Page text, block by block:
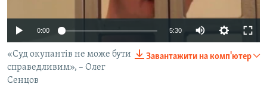
СВІДЧЕННЯ ОКУПАЦІЇ
УКРАЇНСЬКА ПРОБЛЕМА КРИМУ
Русский
Qırımtatar
ДОЛУЧАЙСЯ!
0:00 5:30
Завантажити на комп'ютер
«Суд окупантів не може бути
справедливим», – Олег
Сенцов